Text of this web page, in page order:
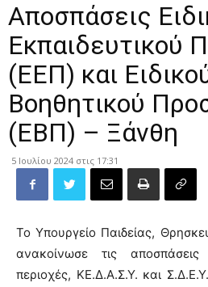
Aποσπάσεις
Εκπαιδευτικού
(ΕΕΠ) και
Βοηθητικού
(ΕΒΠ) – Ξάνθη
5 Ιουλίου 2024 στις 17:31
Το Υπουργείο Παιδείας,
ανακοίνωσε τις
περιοχές, ΚΕ.Δ.Α.Σ.Υ. και